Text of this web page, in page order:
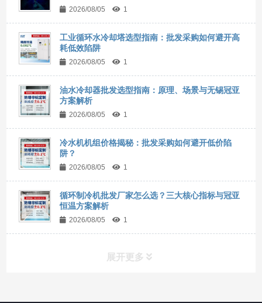
2026/08/05 1
工业循环水冷却塔选型指南：批发采购如何避开高
耗低效陷阱
2026/08/05 1
油水冷却器批发选型指南：原理、场景与无锡冠亚
方案解析
2026/08/05 1
冷水机机组价格揭秘：批发采购如何避开低价陷
阱？
2026/08/05 1
循环制冷机批发厂家怎么选？三大核心指标与冠亚
恒温方案解析
2026/08/05 1
展开更多